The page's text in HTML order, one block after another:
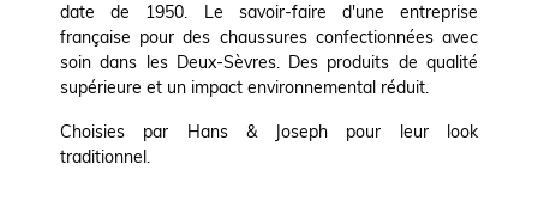
date de 1950. Le savoir-faire d'une entreprise
française pour des chaussures confectionnées avec
soin dans les Deux-Sèvres. Des produits de qualité
supérieure et un impact environnemental réduit.
Choisies par Hans & Joseph pour leur look
traditionnel.